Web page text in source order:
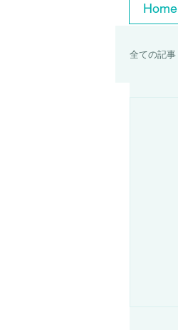
Home
全ての記事